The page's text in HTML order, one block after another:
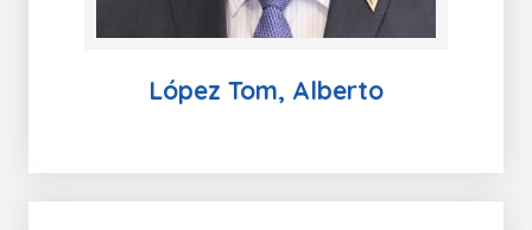
López Tom, Alberto